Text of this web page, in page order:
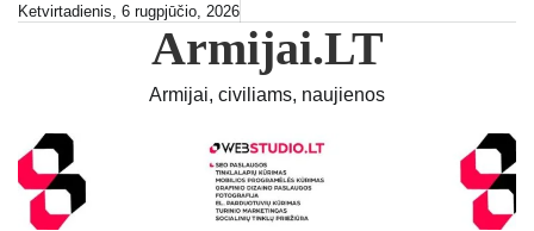
SkipKetvirtadienis, 6 rugpjūčio, 2026
Armijai.LT
Armijai, civiliams, naujienos